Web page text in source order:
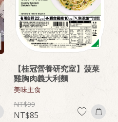
【桂冠營養研究室】菠菜
雞胸肉義大利麵
美味主食
99
85